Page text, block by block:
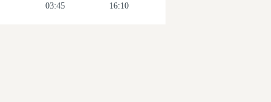
03:45 16:10